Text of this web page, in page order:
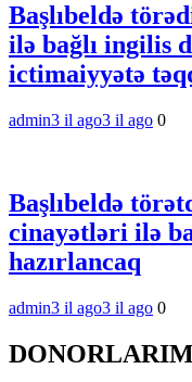
Başlıbeldə
ilə bağlı ingilis
ictimaiyyətə
admin3 il ago3 il ago 0
Başlıbeldə
cinayətləri ilə
hazırlancaq
admin3 il ago3 il ago 0